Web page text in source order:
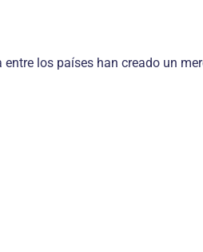
los países han creado un